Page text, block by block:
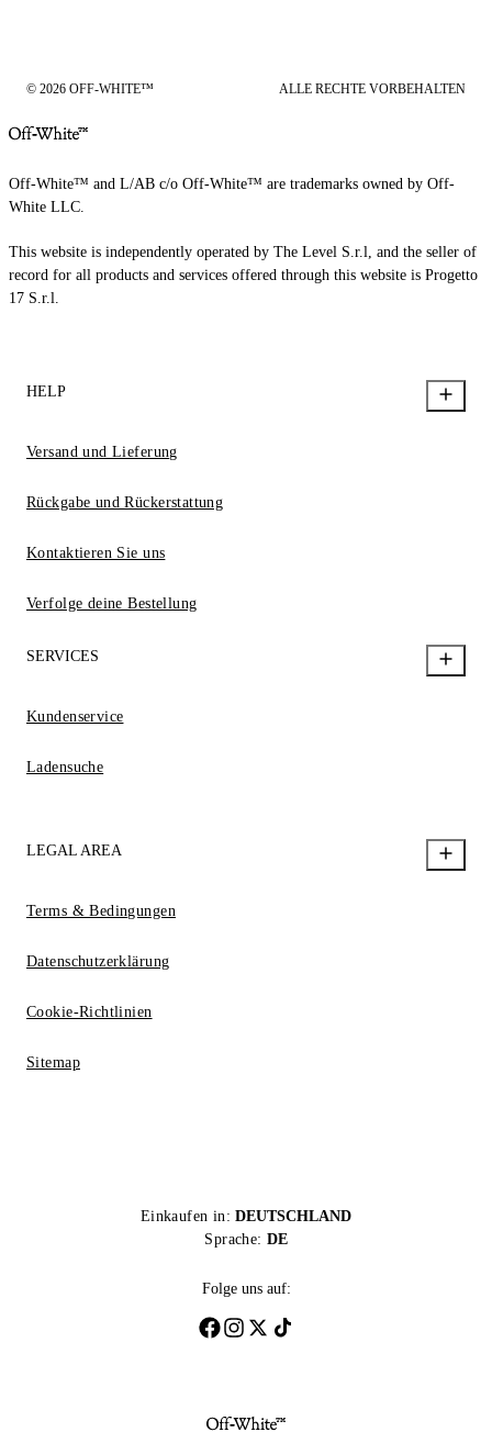
© 2026 OFF-WHITE™ ALLE RECHTE VORBEHALTEN
Off-White™ and L/AB c/o Off-White™ are trademarks owned by Off-
White LLC.
This website is independently operated by The Level S.r.l, and the seller of
record for all products and services offered through this website is Progetto
17 S.r.l.
HELP
Versand und Lieferung
Rückgabe und Rückerstattung
Kontaktieren Sie uns
Verfolge deine Bestellung
SERVICES
Kundenservice
Ladensuche
LEGAL AREA
Terms & Bedingungen
Datenschutzerklärung
Cookie-Richtlinien
Sitemap
Einkaufen in: DEUTSCHLAND
Sprache: DE
Folge uns auf: